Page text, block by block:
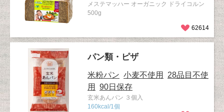
メステマッハー オーガニック ドライコルン
500g
62614
パン類・ピザ
米粉パン 小麦不使用
28品目不使
用
90日保存
玄米あんパン ３個入
160kcal/1個